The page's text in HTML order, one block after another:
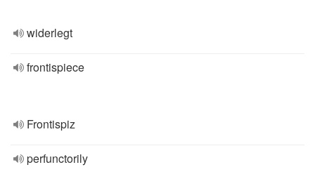
widerlegt
frontispiece
Frontispiz
perfunctorily